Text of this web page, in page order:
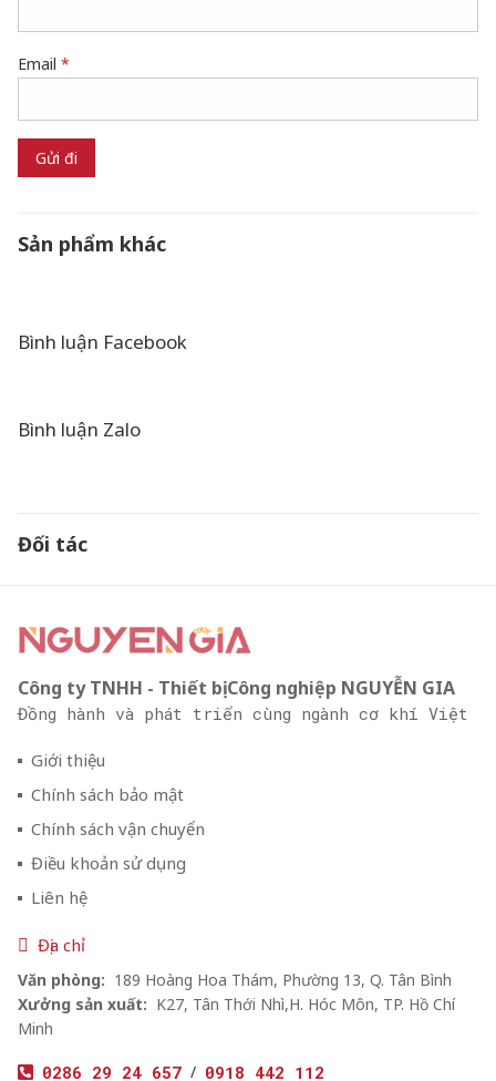
Email *
Sản phẩm khác
Bình luận Facebook
Bình luận Zalo
Đối tác
Công ty TNHH - Thiết bị Công nghiệp NGUYỄN GIA
Đồng hành và phát triển cùng ngành cơ khí Việt
Giới thiệu
Chính sách bảo mật
Chính sách vận chuyển
Điều khoản sử dụng
Liên hệ
Địa chỉ
Văn phòng: 189 Hoàng Hoa Thám, Phường 13, Q. Tân Bình
Xưởng sản xuất: K27, Tân Thới Nhì,H. Hóc Môn, TP. Hồ Chí
Minh
0286 29 24 657 / 0918 442 112